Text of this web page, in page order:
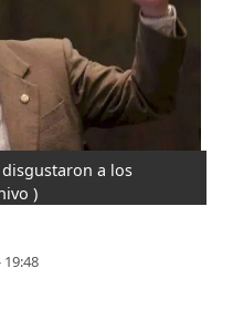
a los
)